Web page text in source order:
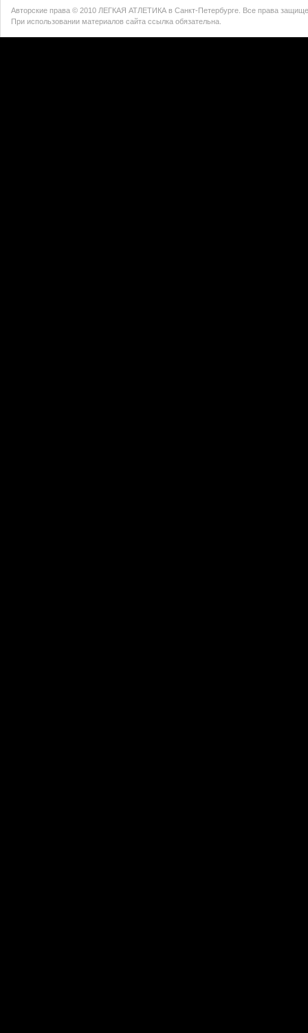
Авторские права © 2010 ЛЕГКАЯ АТЛЕТИКА в Санкт-Петербурге. Все права
При использовании материалов сайта ссылка обязательна.